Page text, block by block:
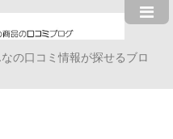
の口コミ情報が探せるブロ